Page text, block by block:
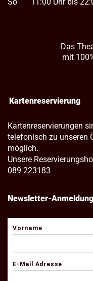
Das
mit
Kartenreservierung
Kartenreservierungen
telefonisch zu unseren
möglich.
Unsere
089 223183
Newsletter-Anmeldung